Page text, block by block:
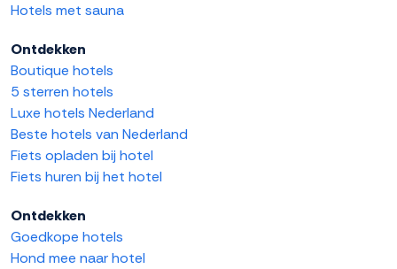
Hotels met sauna
Ontdekken
Boutique hotels
5 sterren hotels
Luxe hotels Nederland
Beste hotels van Nederland
Fiets opladen bij hotel
Fiets huren bij het hotel
Ontdekken
Goedkope hotels
Hond mee naar hotel